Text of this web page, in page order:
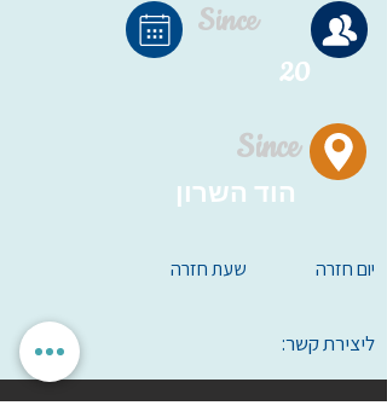
Since
20
Since
הוד השרון
שעת חזרה יום חזרה
ליצירת קשר: